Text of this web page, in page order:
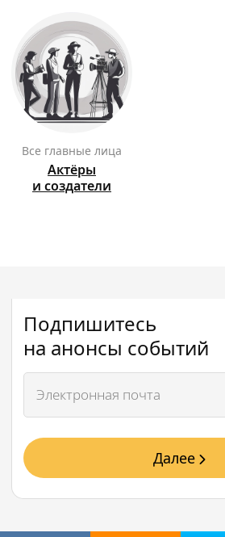
Все главные лица
Актёры
и создатели
Подпишитесь
на анонсы событий
Далее